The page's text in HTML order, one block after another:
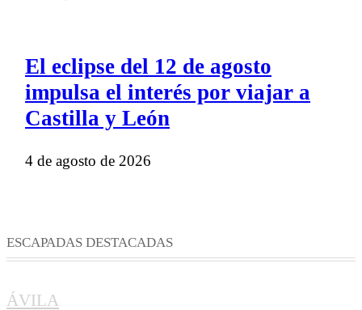
El eclipse del 12 de agosto
impulsa el interés por viajar a
Castilla y León
4 de agosto de 2026
ESCAPADAS DESTACADAS
ÁVILA